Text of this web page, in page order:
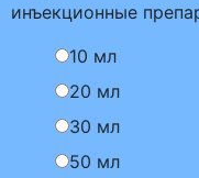
инъекционные
10 мл
20 мл
30 мл
50 мл